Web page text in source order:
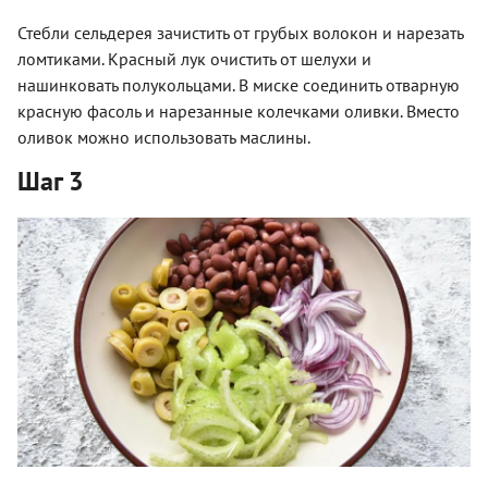
Стебли сельдерея зачистить от грубых волокон и нарезать
ломтиками. Красный лук очистить от шелухи и
нашинковать полукольцами. В миске соединить отварную
красную фасоль и нарезанные колечками оливки. Вместо
оливок можно использовать маслины.
Шаг 3